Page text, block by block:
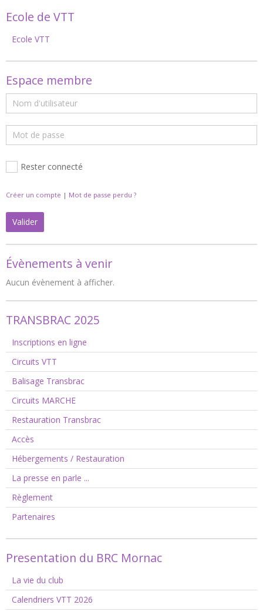
Ecole de VTT
Ecole VTT
Espace membre
Rester connecté
Créer un compte | Mot de passe perdu ?
Valider
Évènements à venir
Aucun évènement à afficher.
TRANSBRAC 2025
Inscriptions en ligne
Circuits VTT
Balisage Transbrac
Circuits MARCHE
Restauration Transbrac
Accès
Hébergements / Restauration
La presse en parle ...
Règlement
Partenaires
Presentation du BRC Mornac
La vie du club
Calendriers VTT 2026